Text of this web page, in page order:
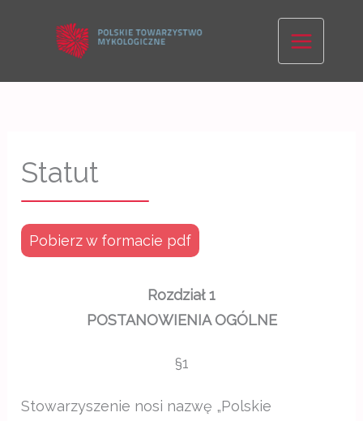
Statut
Pobierz w formacie pdf
Rozdział 1
POSTANOWIENIA OGÓLNE
§1
Stowarzyszenie nosi nazwę „Polskie